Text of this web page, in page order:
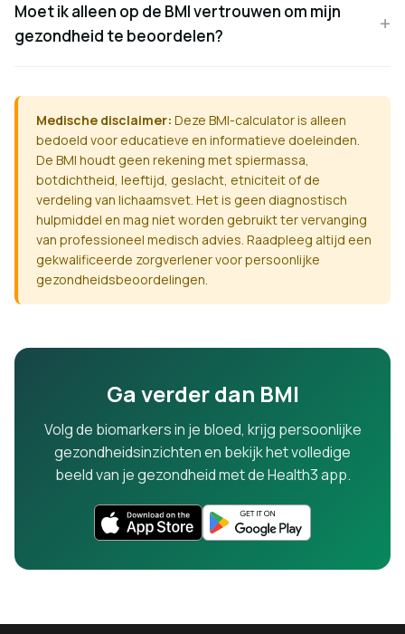
Moet ik alleen op de BMI vertrouwen om mijn
gezondheid te beoordelen?
Medische disclaimer: Deze BMI-calculator is alleen
bedoeld voor educatieve en informatieve doeleinden.
De BMI houdt geen rekening met spiermassa,
botdichtheid, leeftijd, geslacht, etniciteit of de
verdeling van lichaamsvet. Het is geen diagnostisch
hulpmiddel en mag niet worden gebruikt ter vervanging
van professioneel medisch advies. Raadpleeg altijd een
gekwalificeerde zorgverlener voor persoonlijke
gezondheidsbeoordelingen.
Ga verder dan BMI
Volg de biomarkers in je bloed, krijg persoonlijke
gezondheidsinzichten en bekijk het volledige
beeld van je gezondheid met de Health3 app.